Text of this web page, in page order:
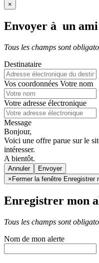
×
Envoyer à un ami
Tous les champs sont
Destinataire
Vos coordonnées Votre nom
Votre adresse électronique
Message
Bonjour,
Voici une offre parue sur le
intéresser.
A bientôt.
Annuler
× Fermer la fenêtre Enregistrer
Enregistrer mon
Tous les champs sont
Nom de mon alerte